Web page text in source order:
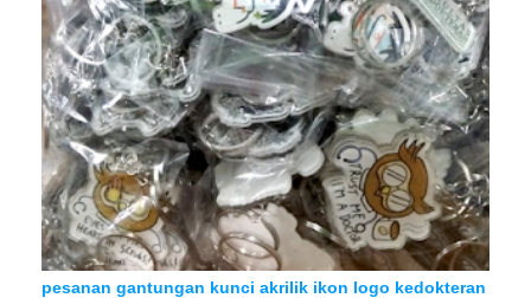
pesanan gantungan kunci akrilik ikon logo kedokteran